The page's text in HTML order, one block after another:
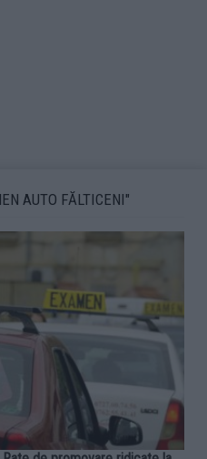
AUTO FĂLTICENI"